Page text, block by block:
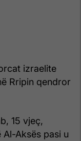
izraelite
Rripin qendror
15 vjeç,
Aksës pasi u